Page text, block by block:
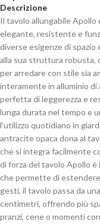
Descrizione
Il tavolo allungabile Apollo
elegante, resistente e
diverse esigenze di spazio
alla sua struttura robusta,
per arredare con stile sia
interamente in alluminio di
perfetta di leggerezza e
lunga durata nel tempo e
l’utilizzo quotidiano in
antracite opaca dona al
che si integra facilmente
di forza del tavolo Apollo
che permette di
gesti, il tavolo passa da
centimetri, offrendo più
pranzi, cene o momenti